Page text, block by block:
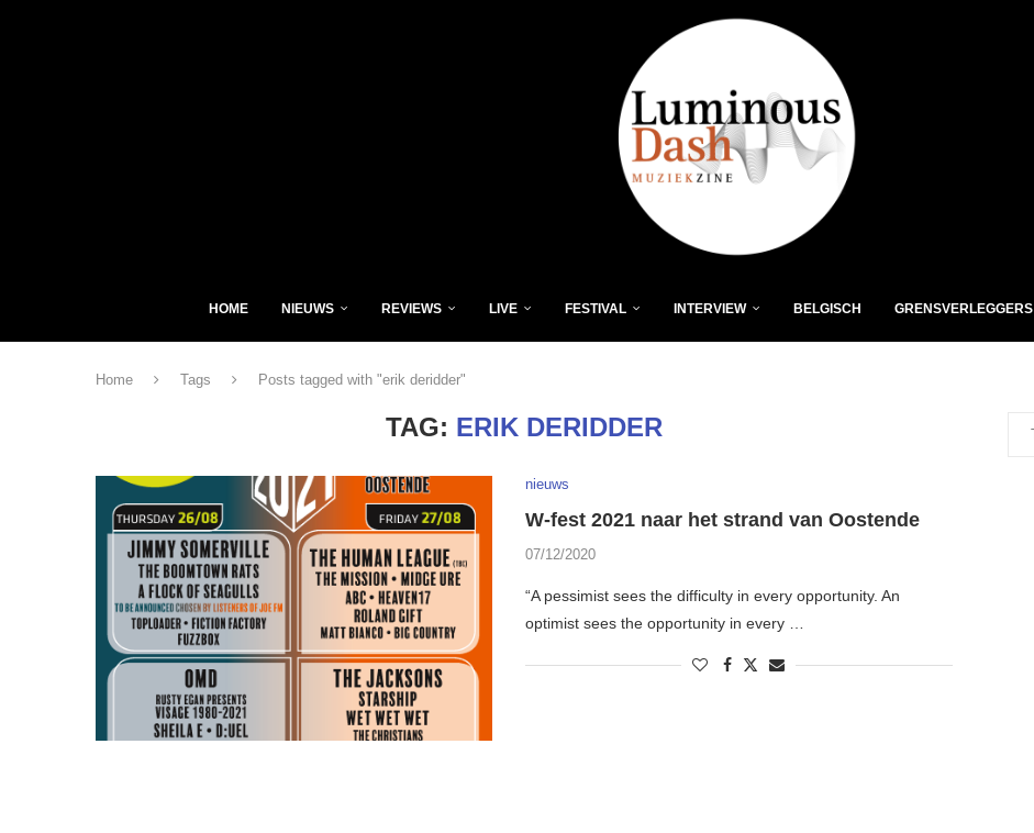
HOME NIEUWS REVIEWS LIVE FESTIVAL INTERVIEW BELGISCH GRENSVERLEGGERS
Home Tags Posts tagged with "erik deridder"
TAG: ERIK DERIDDER
nieuws
W-fest 2021 naar het strand van Oostende
07/12/2020
“A pessimist sees the difficulty in every opportunity. An
optimist sees the opportunity in every …